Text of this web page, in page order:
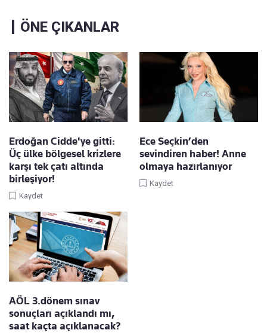
ÖNE ÇIKANLAR
Erdoğan Cidde'ye gitti:
Üç ülke bölgesel krizlere
karşı tek çatı altında
birleşiyor!
Kaydet
Ece Seçkin’den
sevindiren haber! Anne
olmaya hazırlanıyor
Kaydet
AÖL 3.dönem sınav
sonuçları açıklandı mı,
saat kaçta açıklanacak?